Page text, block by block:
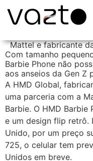
Mattel e fabricante
Com tamanho
Barbie Phone não
aos anseios da Gen Z
A HMD Global,
uma parceria com a
Barbie. O HMD Barbie
e um design flip retrô.
Unido, por um preço
725, o celular tem
Unidos em breve.